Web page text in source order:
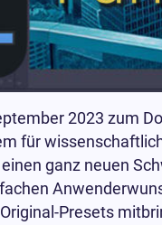
2023 zum
für
ganz neuen
Presets